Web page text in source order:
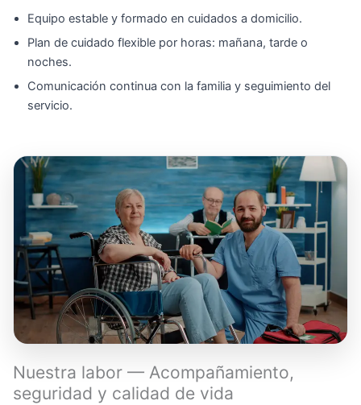
Equipo estable y formado en cuidados a domicilio.
Plan de cuidado flexible por horas: mañana, tarde o
noches.
Comunicación continua con la familia y seguimiento del
servicio.
Nuestra labor — Acompañamiento,
seguridad y calidad de vida